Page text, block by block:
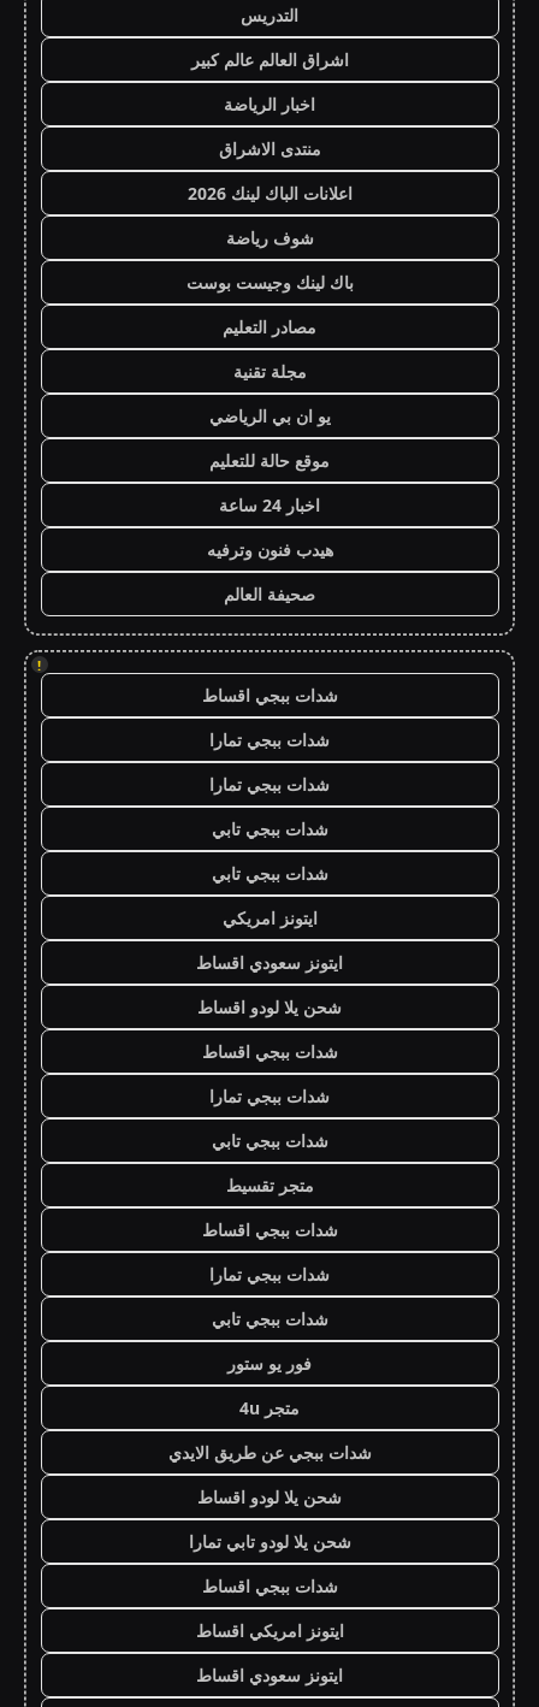
التدريس
اشراق العالم عالم كبير
اخبار الرياضة
منتدى الاشراق
اعلانات الباك لينك 2026
شوف رياضة
باك لينك وجيست بوست
مصادر التعليم
مجلة تقنية
يو ان بي الرياضي
موقع حالة للتعليم
اخبار 24 ساعة
هيدب فنون وترفيه
صحيفة العالم
!
شدات ببجي اقساط
شدات ببجي تمارا
شدات ببجي تمارا
شدات ببجي تابي
شدات ببجي تابي
ايتونز امريكي
ايتونز سعودي اقساط
شحن يلا لودو اقساط
شدات ببجي اقساط
شدات ببجي تمارا
شدات ببجي تابي
متجر تقسيط
شدات ببجي اقساط
شدات ببجي تمارا
شدات ببجي تابي
فور يو ستور
متجر 4u
شدات ببجي عن طريق الايدي
شحن يلا لودو اقساط
شحن يلا لودو تابي تمارا
شدات ببجي اقساط
ايتونز امريكي اقساط
ايتونز سعودي اقساط